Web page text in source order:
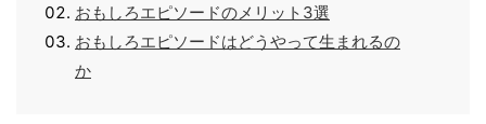
おもしろエピソードのメリット3選
おもしろエピソードはどうやって生まれるの
か